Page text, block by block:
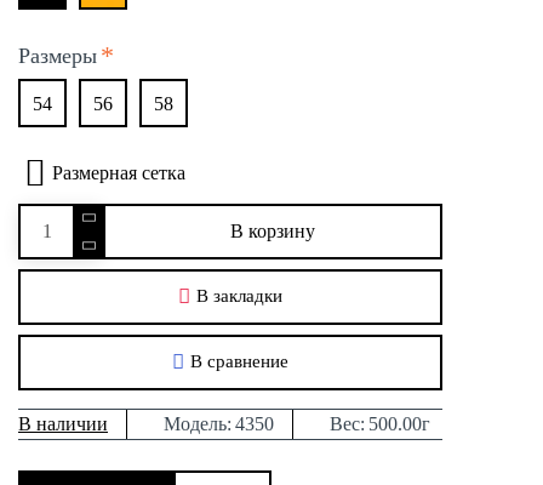
В наличии Модель: 4350 Вес: 500.00г
Размеры
54 56 58
В корзину
В закладки
В сравнение
Размерная сетка